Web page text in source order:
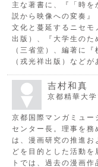
主な著書に、『「時を
説から映像への変奏』
文化と蔓延するニセモ
出版）、『大学生のた
（三省堂）、編著に
（戎光祥出版）などが
吉村和真
京都精華大
京都国際マンガミュー
センター長。理事を務
は、漫画研究の推進お
どを目的とした活動を
トでは、過去の漫画